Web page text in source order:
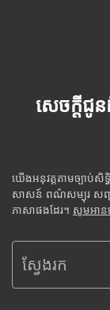
សេចក្តីជូ
យើងអនុវត្តតាមច្បាប់សិ
សាសន៍ ពណ៌សម្បុរ សញ្ជ
ភាសាផងដែរ។ សូមអាន